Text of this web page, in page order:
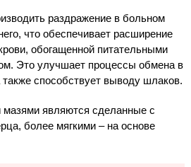
раздражение в больном
что обеспечивает расширение
обогащенной питательными
Это улучшает процессы обмена в
способствует выводу шлаков.
являются сделанные с
более мягкими – на основе